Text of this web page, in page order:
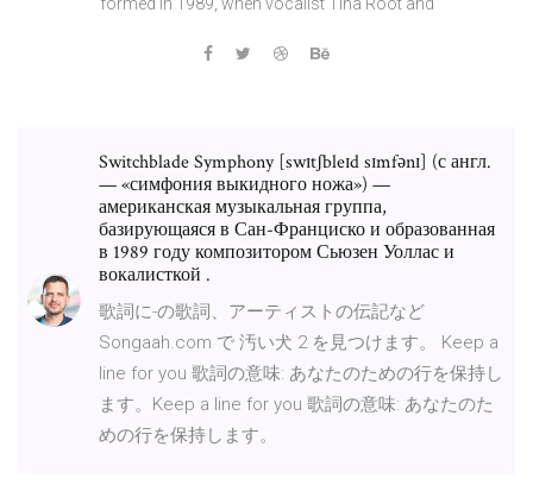
Switchblade Symphony [swɪtʃbleɪd sɪmfənɪ] (с англ.
— «симфония выкидного ножа») —
американская музыкальная группа,
базирующаяся в Сан-Франциско и образованная
в 1989 году композитором Сьюзен Уоллас и
вокалисткой .
歌詞に-の歌詞、アーティストの伝記など
Songaah.com で 汚い犬 2 を見つけます。 Keep a
line for you 歌詞の意味: あなたのための行を保持し
ます。Keep a line for you 歌詞の意味: あなたのた
めの行を保持します。